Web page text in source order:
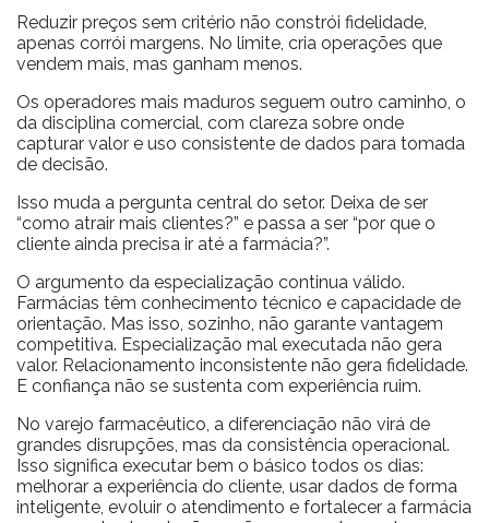
Reduzir preços sem critério não constrói fidelidade,
apenas corrói margens. No limite, cria operações que
vendem mais, mas ganham menos.
Os operadores mais maduros seguem outro caminho, o
da disciplina comercial, com clareza sobre onde
capturar valor e uso consistente de dados para tomada
de decisão.
Isso muda a pergunta central do setor. Deixa de ser
“como atrair mais clientes?” e passa a ser “por que o
cliente ainda precisa ir até a farmácia?”.
O argumento da especialização continua válido.
Farmácias têm conhecimento técnico e capacidade de
orientação. Mas isso, sozinho, não garante vantagem
competitiva. Especialização mal executada não gera
valor. Relacionamento inconsistente não gera fidelidade.
E confiança não se sustenta com experiência ruim.
No varejo farmacêutico, a diferenciação não virá de
grandes disrupções, mas da consistência operacional.
Isso significa executar bem o básico todos os dias:
melhorar a experiência do cliente, usar dados de forma
inteligente, evoluir o atendimento e fortalecer a farmácia